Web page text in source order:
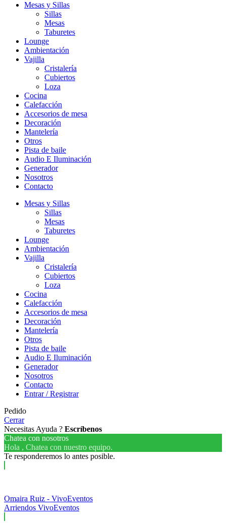
Mesas y Sillas
Sillas
Mesas
Taburetes
Lounge
Ambientación
Vajilla
Cristalería
Cubiertos
Loza
Cocina
Calefacción
Accesorios de mesa
Decoración
Mantelería
Otros
Pista de baile
Audio E Iluminación
Generador
Nosotros
Contacto
Mesas y Sillas
Sillas
Mesas
Taburetes
Lounge
Ambientación
Vajilla
Cristalería
Cubiertos
Loza
Cocina
Calefacción
Accesorios de mesa
Decoración
Mantelería
Otros
Pista de baile
Audio E Iluminación
Generador
Nosotros
Contacto
Entrar / Registrar
Pedido
Cerrar
Necesitas Ayuda ? Escríbenos
Chatea con nosotros
Hola , Chatea con nuestro equipo.
Te responderemos lo antes posible.
Omaira Ruiz - VivoEventos
Arriendos VivoEventos